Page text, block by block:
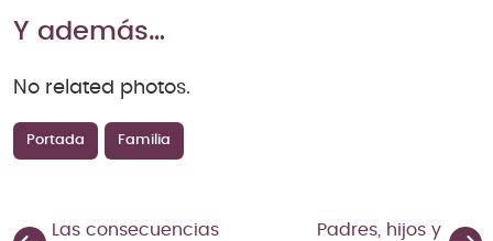
Y además…
No related photos.
Portada Familia
Las consecuencias
Padres, hijos y